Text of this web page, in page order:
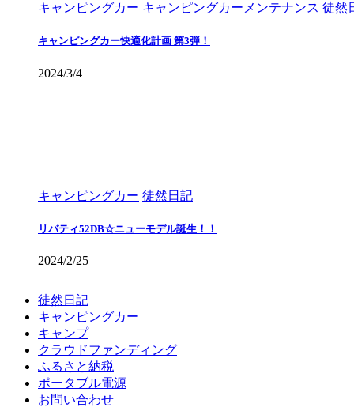
キャンピングカー キャンピングカーメンテナンス 徒然
キャンピングカー快適化計画 第3弾！
2024/3/4
キャンピングカー 徒然日記
リバティ52DB☆ニューモデル誕生！！
2024/2/25
徒然日記
キャンピングカー
キャンプ
クラウドファンディング
ふるさと納税
ポータブル電源
お問い合わせ